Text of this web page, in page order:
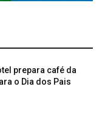
prepara café da
o Dia dos Pais